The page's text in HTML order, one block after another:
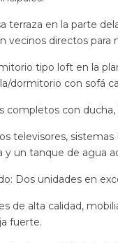
terraza en la parte
vecinos directos para
tipo loft en la
dormitorio con sofá
completos con ducha,
televisores, sistemas
y un tanque de agua
Dos unidades en
de alta calidad,
fuerte.